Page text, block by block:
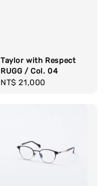
Taylor with Respect
RUGG / Col. 04
Regular
NT$ 21,000